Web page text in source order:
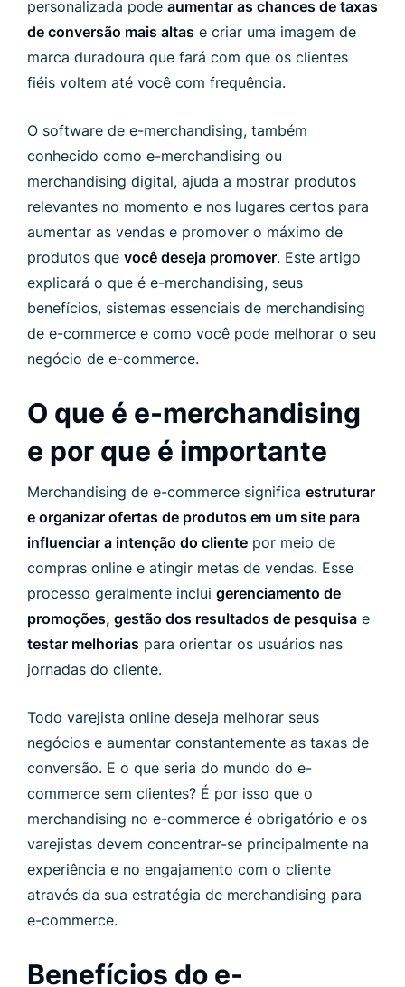
personalizada pode aumentar as chances de taxas
de conversão mais altas e criar uma imagem de
marca duradoura que fará com que os clientes
fiéis voltem até você com frequência.
O software de e-merchandising, também
conhecido como e-merchandising ou
merchandising digital, ajuda a mostrar produtos
relevantes no momento e nos lugares certos para
aumentar as vendas e promover o máximo de
produtos que você deseja promover. Este artigo
explicará o que é e-merchandising, seus
benefícios, sistemas essenciais de merchandising
de e-commerce e como você pode melhorar o seu
negócio de e-commerce.
O que é e-merchandising
e por que é importante
Merchandising de e-commerce significa estruturar
e organizar ofertas de produtos em um site para
influenciar a intenção do cliente por meio de
compras online e atingir metas de vendas. Esse
processo geralmente inclui gerenciamento de
promoções, gestão dos resultados de pesquisa e
testar melhorias para orientar os usuários nas
jornadas do cliente.
Todo varejista online deseja melhorar seus
negócios e aumentar constantemente as taxas de
conversão. E o que seria do mundo do e-
commerce sem clientes? É por isso que o
merchandising no e-commerce é obrigatório e os
varejistas devem concentrar-se principalmente na
experiência e no engajamento com o cliente
através da sua estratégia de merchandising para
e-commerce.
Benefícios do e-